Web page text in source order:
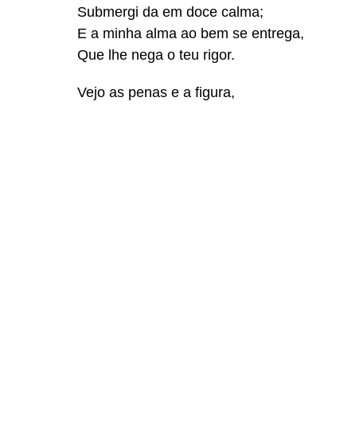
Submergi da em doce calma;
E a minha alma ao bem se entrega,
Que lhe nega o teu rigor.
Vejo as penas e a figura,